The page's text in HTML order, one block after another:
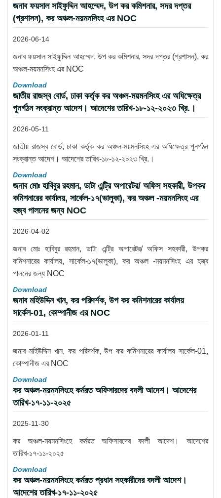
জনাব ফয়সাল সাইফুদ্দিন আহম্মেদ, উপ কর কমিশনার, সদর দপ্তর
(প্রশাসন), কর অঞ্চল-ময়মনসিংহ এর NOC
2026-06-14
জনাব ফয়সাল সাইফুদ্দিন আহম্মেদ, উপ কর কমিশনার, সদর দপ্তর (প্রশাসন), কর
অঞ্চল-ময়মনসিংহ এর NOC
Download
জাতীয় রাজস্ব বোর্ড, ঢাকা কর্তৃক কর অঞ্চল-ময়মনসিংহ এর অধিক্ষেত্র
পুনর্গঠন সংক্রান্ত আদেশ। আদেশের তারিখ-১৮-১২-২০২৩ খ্রি.।
2026-05-11
জাতীয় রাজস্ব বোর্ড, ঢাকা কর্তৃক কর অঞ্চল-ময়মনসিংহ এর অধিক্ষেত্র পুনর্গঠন
সংক্রান্ত আদেশ। আদেশের তারিখ-১৮-১২-২০২৩ খ্রি.।
Download
জনাব মোঃ হাবিবুর রহমান, ডাটা এন্ট্রি অপারেটর/ অফিস সহকারী, উপকর
কমিশনারের কার্যালয়, সার্কেল-১৭(ভালুকা), কর অঞ্চল -ময়মনসিংহ এর
হজ্ব পালনের জন্য NOC
2026-04-02
জনাব মোঃ হাবিবুর রহমান, ডাটা এন্ট্রি অপারেটর/ অফিস সহকারী, উপকর
কমিশনারের কার্যালয়, সার্কেল-১৭(ভালুকা), কর অঞ্চল -ময়মনসিংহ এর হজ্ব
পালনের জন্য NOC
Download
জনাব মহিউদ্দিন খান, কর পরিদর্শক, উপ কর কমিশনারের কার্যালয়
সার্কেল-01, কোম্পানীজ এর NOC
2026-01-11
জনাব মহিউদ্দিন খান, কর পরিদর্শক, উপ কর কমিশনারের কার্যালয় সার্কেল-01,
কোম্পানীজ এর NOC
Download
কর অঞ্চল-ময়মনসিংহে কর্মরত অফিসারদের বদলী আদেশ। আদেশের
তারিখ-১৭-১১-২০২৫
2025-11-30
কর অঞ্চল-ময়মনসিংহে কর্মরত অফিসারদের বদলী আদেশ। আদেশের
তারিখ-১৭-১১-২০২৫
Download
কর অঞ্চল-ময়মনসিংহে কর্মরত প্রধান সহকারীদের বদলী আদেশ।
আদেশের তারিখ-১৭-১১-২০২৫